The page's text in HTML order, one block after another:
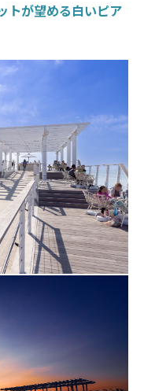
トが望める白いピア